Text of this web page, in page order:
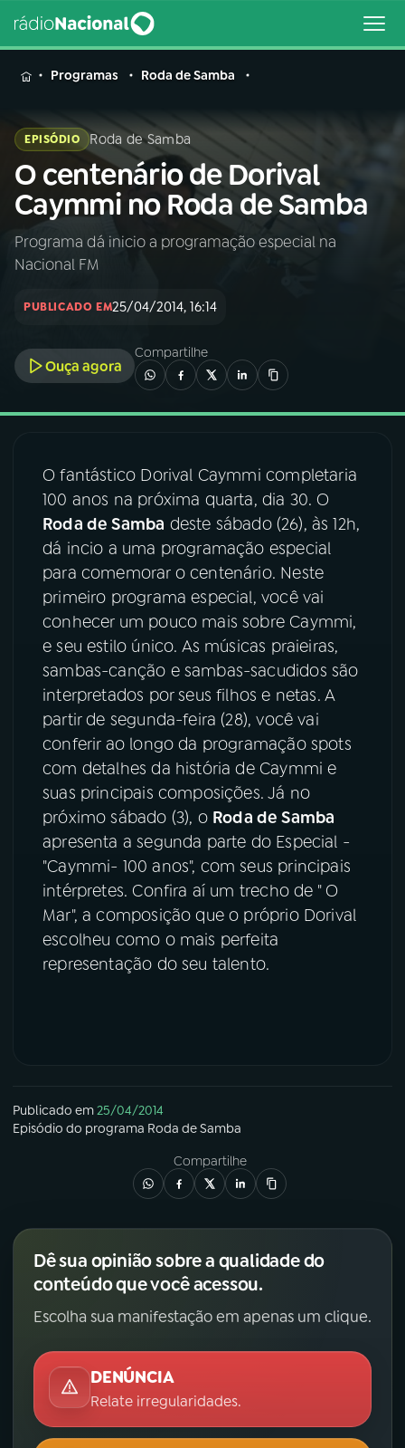
MENU
Buscar
na
Rádio
Nacional
Buscar
04 PROGRAMAS
05PODCASTS
06VIDEOCASTS
07 ÚLTIMAS
08FESTIVAL DE MÚSICA
ACOMPANHE A RÁDIO NACIONAL
YouTube Facebook
Instagram X
TikTok
Programas Roda de Samba
EPISÓDIO Roda de Samba
O centenário de Dorival
Caymmi no Roda de Samba
Programa dá inicio a programação especial na
Nacional FM
PUBLICADO EM25/04/2014, 16:14
Ouça agora
Compartilhe
O fantástico Dorival Caymmi completaria
100 anos na próxima quarta, dia 30. O
Roda de Samba deste sábado (26), às 12h,
dá incio a uma programação especial
para comemorar o centenário. Neste
primeiro programa especial, você vai
conhecer um pouco mais sobre Caymmi,
e seu estilo único. As músicas praieiras,
sambas-canção e sambas-sacudidos são
interpretados por seus filhos e netas. A
partir de segunda-feira (28), você vai
conferir ao longo da programação spots
com detalhes da história de Caymmi e
suas principais composições. Já no
próximo sábado (3), o Roda de Samba
apresenta a segunda parte do Especial -
"Caymmi- 100 anos", com seus principais
intérpretes. Confira aí um trecho de " O
Mar", a composição que o próprio Dorival
escolheu como o mais perfeita
representação do seu talento.
Publicado em25/04/2014
Episódio do programa Roda de Samba
Compartilhe
Dê sua opinião sobre a qualidade do
conteúdo que você acessou.
Escolha sua manifestação em apenas um clique.
DENÚNCIA
Relate irregularidades.